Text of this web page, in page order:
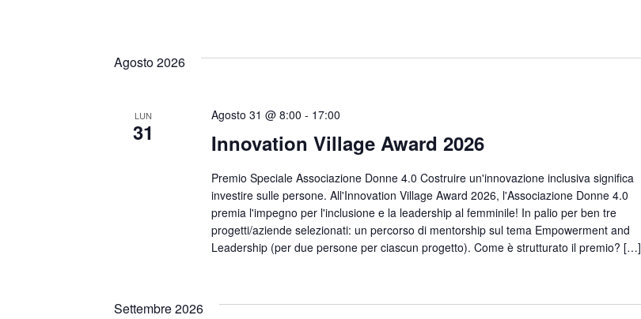
Agosto 2026
LUN
31 Innovation Village Award 2026
Agosto 31 @ 8:00 - 17:00
Premio Speciale Associazione Donne 4.0 Costruire un'innovazione inclusiva significa
investire sulle persone. All'Innovation Village Award 2026, l'Associazione Donne 4.0
premia l'impegno per l'inclusione e la leadership al femminile! In palio per ben tre
progetti/aziende selezionati: un percorso di mentorship sul tema Empowerment and
Leadership (per due persone per ciascun progetto). Come è strutturato il premio? […]
Settembre 2026